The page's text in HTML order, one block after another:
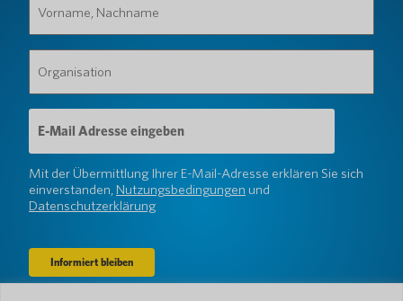
Nachname
(erforderlich)
(erforderlich)
E-
Mail-
Adresse
(erforderlich)
Mit der Übermittlung Ihrer E-Mail-Adresse erklären Sie sich
einverstanden, Nutzungsbedingungen und
Datenschutzerklärung